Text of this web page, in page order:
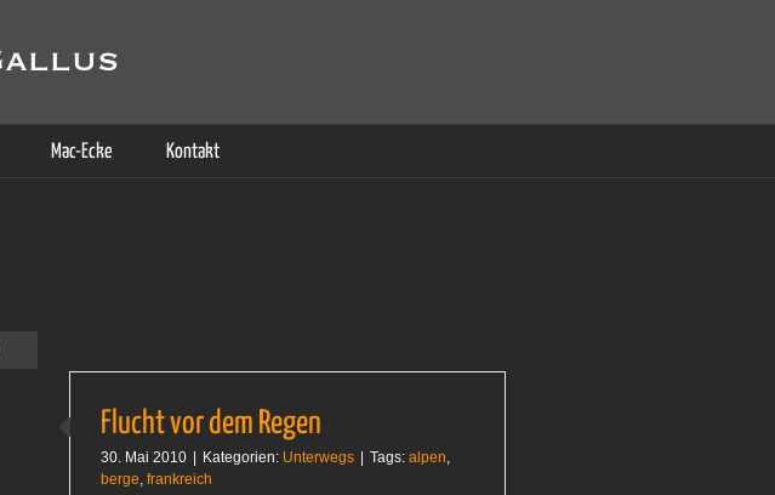
Mac-Ecke Kontakt
Flucht vor dem Regen
30. Mai 2010 Kategorien: Unterwegs Tags: alpen,
berge, frankreich
erklären Sie sich damit einverstanden, dass Cookies gesetzt werden.